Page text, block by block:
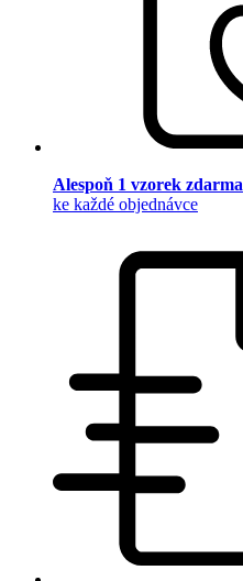
Alespoň 1 vzorek zdarma
ke každé objednávce